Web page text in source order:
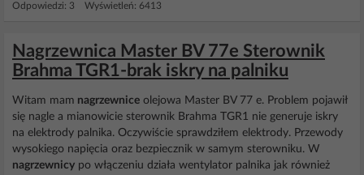
Odpowiedzi: 3 Wyświetleń: 6413
Nagrzewnica Master BV 77e Sterownik
Brahma TGR1-brak iskry na palniku
Witam mam nagrzewnice olejowa Master BV 77 e. Problem pojawił
się nagle a mianowicie sterownik Brahma TGR1 nie generuje iskry
na elektrody palnika. Oczywiście sprawdziłem elektrody. Przewody
wysokiego napięcia oraz bezpiecznik w samym sterowniku. W
nagrzewnicy po włączeniu działa wentylator palnika jak również